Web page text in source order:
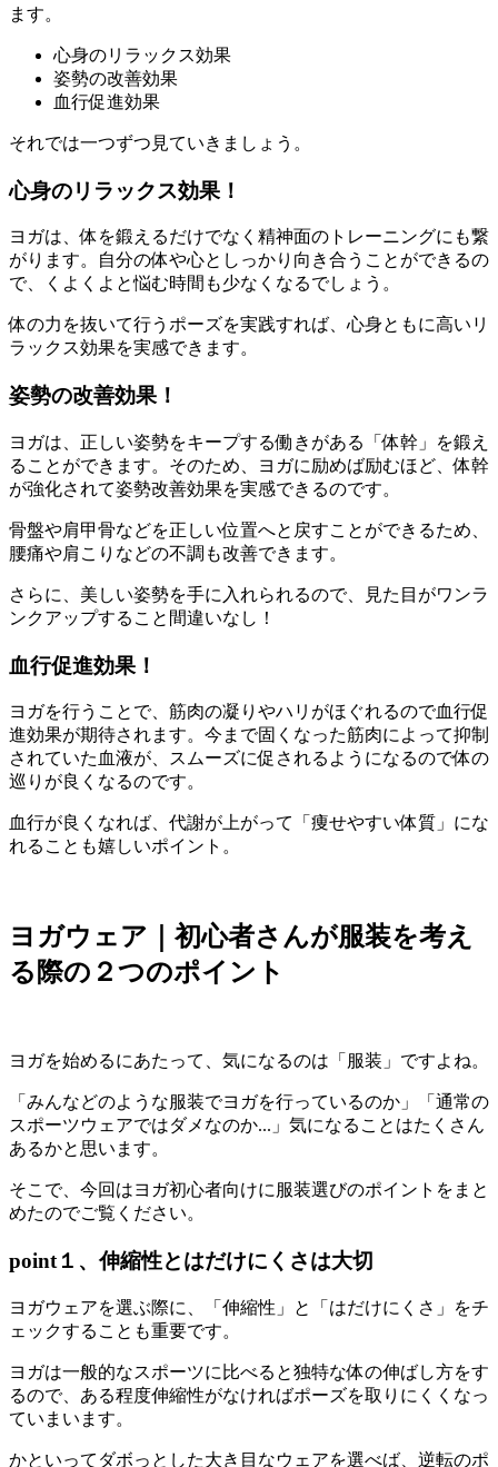
ます。
心身のリラックス効果
姿勢の改善効果
血行促進効果
それでは一つずつ見ていきましょう。
心身のリラックス効果！
ヨガは、体を鍛えるだけでなく精神面のトレーニングにも繋
がります。自分の体や心としっかり向き合うことができるの
で、くよくよと悩む時間も少なくなるでしょう。
体の力を抜いて行うポーズを実践すれば、 心身ともに高いリ
ラックス効果を実感できます。
姿勢の改善効果！
ヨガは、正しい姿勢をキープする働きがある「体幹」を鍛え
ることができます。そのため、ヨガに励めば励むほど、体幹
が強化されて姿勢改善効果を実感できるのです。
骨盤や肩甲骨などを正しい位置へと戻すことができるため、
腰痛や肩こりなどの不調も改善できます。
さらに、 美しい姿勢を手に入れられるので、見た目がワンラ
ンクアップすること間違いなし！
血行促進効果！
ヨガを行うことで、 筋肉の凝りやハリがほぐれるので血行促
進効果が期待されます。今まで固くなった筋肉によって抑制
されていた血液が、スムーズに促されるようになるので体の
巡りが良くなるのです。
血行が良くなれば、代謝が上がって
「痩せやすい体質」にな
れることも嬉しいポイント 。
ヨガウェア｜初心者さんが服装を考え
る際の２つのポイント
ヨガを始めるにあたって、気になるのは「服装」ですよね。
「みんなどのような服装でヨガを行っているのか」「通常の
スポーツウェアではダメなのか...」気になることはたくさん
あるかと思います。
そこで、今回はヨガ初心者向けに服装選びのポイントをまと
めたのでご覧ください。
point１、伸縮性とはだけにくさは大切
ヨガウェアを選ぶ際に、
「伸縮性」と「はだけにくさ」をチ
ェックすることも重要です。
ヨガは一般的なスポーツに比べると独特な体の伸ばし方をす
るので、ある程度伸縮性がなければポーズを取りにくく なっ
ていまいます。
かといってダボっとした大き目なウェアを選べば、逆転のポ